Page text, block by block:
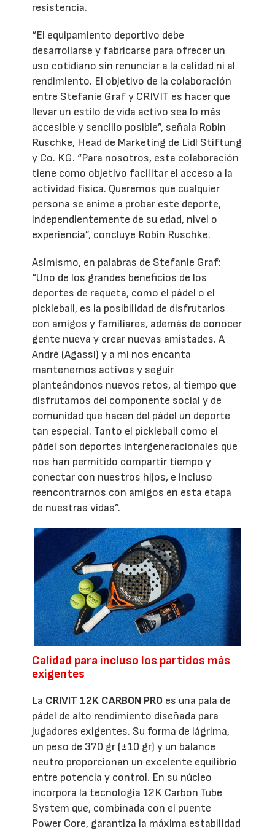
resistencia.
“El equipamiento deportivo debe
desarrollarse y fabricarse para ofrecer un
uso cotidiano sin renunciar a la calidad ni al
rendimiento. El objetivo de la colaboración
entre Stefanie Graf y CRIVIT es hacer que
llevar un estilo de vida activo sea lo más
accesible y sencillo posible”, señala Robin
Ruschke, Head de Marketing de Lidl Stiftung
y Co. KG. “Para nosotros, esta colaboración
tiene como objetivo facilitar el acceso a la
actividad física. Queremos que cualquier
persona se anime a probar este deporte,
independientemente de su edad, nivel o
experiencia”, concluye Robin Ruschke.
Asimismo, en palabras de Stefanie Graf:
“Uno de los grandes beneficios de los
deportes de raqueta, como el pádel o el
pickleball, es la posibilidad de disfrutarlos
con amigos y familiares, además de conocer
gente nueva y crear nuevas amistades. A
André (Agassi) y a mí nos encanta
mantenernos activos y seguir
planteándonos nuevos retos, al tiempo que
disfrutamos del componente social y de
comunidad que hacen del pádel un deporte
tan especial. Tanto el pickleball como el
pádel son deportes intergeneracionales que
nos han permitido compartir tiempo y
conectar con nuestros hijos, e incluso
reencontrarnos con amigos en esta etapa
de nuestras vidas”.
Calidad para incluso los partidos más
exigentes
La CRIVIT 12K CARBON PRO es una pala de
pádel de alto rendimiento diseñada para
jugadores exigentes. Su forma de lágrima,
un peso de 370 gr (±10 gr) y un balance
neutro proporcionan un excelente equilibrio
entre potencia y control. En su núcleo
incorpora la tecnología 12K Carbon Tube
System que, combinada con el puente
Power Core, garantiza la máxima estabilidad